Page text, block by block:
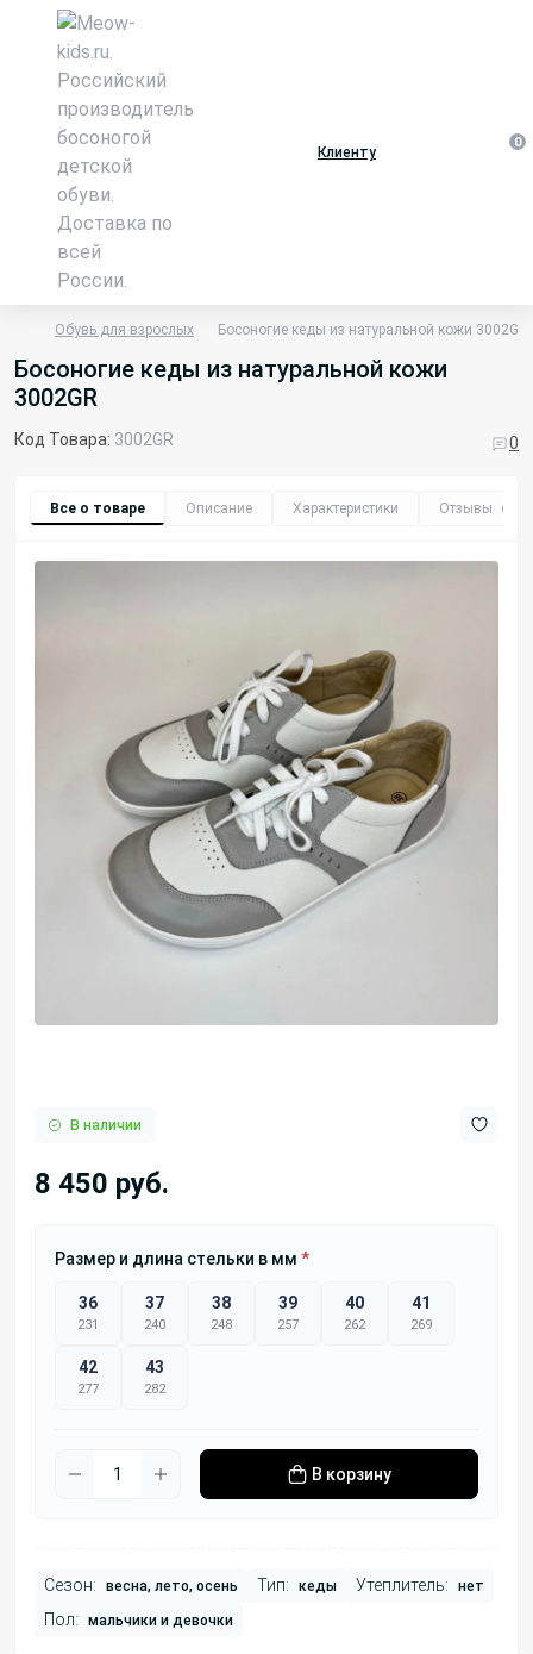
Клиенту
0
Обувь для взрослых Босоногие кеды из натуральной кожи 3002GR
Босоногие кеды из натуральной кожи
3002GR
Код Товара: 3002GR 0
Все о товаре Описание Характеристики Отзывы
В наличии
8 450 руб.
Размер и длина стельки в мм *
36
231
37
240
38
248
39
257
40
262
41
269
42
277
43
282
В корзину
Сезон: весна, лето, осень Тип: кеды Утеплитель: нет
Пол: мальчики и девочки